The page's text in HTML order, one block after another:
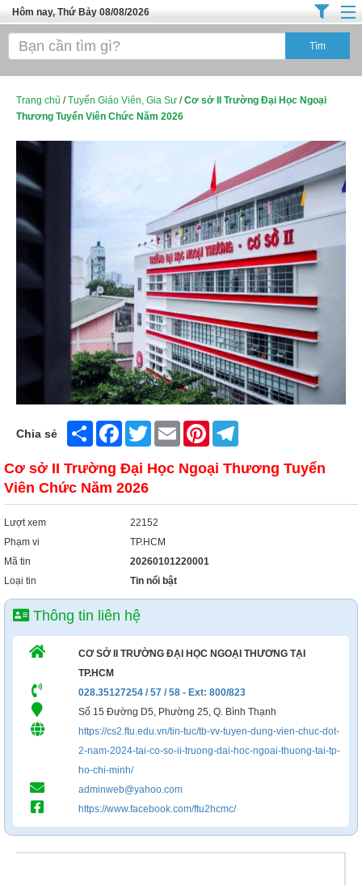
Hôm nay, Thứ Bảy 08/08/2026
Trang chủ
Tuyển Sinh Đào Tạo
Đồ Dùng Nội Ngoại Thất
Điện Tử Điện Máy
Làm Đẹp
Thời Trang
Việc Làm
Dịch Vụ
Hàng Tiêu Dùng
Xây Dựng
Tổng Hợp
Trang chủ /Tuyển Giáo Viên, Gia Sư /Cơ sở II Trường Đại Học Ngoại
Thương Tuyển Viên Chức Năm 2026
Chia sẻ Share FacebookTwitter Email Pinterest
Cơ sở II Trường Đại Học Ngoại Thương Tuyển
Viên Chức Năm 2026
Lượt xem
22152
Phạm vi
TP.HCM
Mã tin
20260101220001
Loại tin
Tin nổi bật
Thông tin liên hệ
CƠ SỞ II TRƯỜNG ĐẠI HỌC NGOẠI THƯƠNG TẠI
TP.HCM
028.35127254 / 57 / 58 - Ext: 800/823
Số 15 Đường D5, Phường 25, Q. Bình Thạnh
https://cs2.ftu.edu.vn/tin-tuc/tb-vv-tuyen-dung-vien-chuc-dot-
2-nam-2024-tai-co-so-ii-truong-dai-hoc-ngoai-thuong-tai-tp-
ho-chi-minh/
adminweb@yahoo.com
https://www.facebook.com/ftu2hcmc/